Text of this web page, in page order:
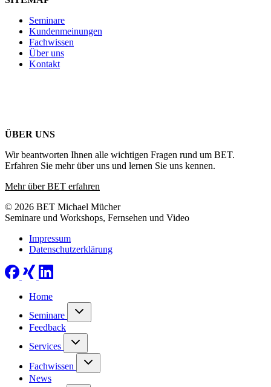
Seminare
Kundenmeinungen
Fachwissen
Über uns
Kontakt
ÜBER UNS
Wir beantworten Ihnen alle wichtigen Fragen rund um BET.
Erfahren Sie mehr über uns und lernen Sie uns kennen.
Mehr über BET erfahren
© 2026 BET Michael Mücher
Seminare und Workshops, Fernsehen und Video
Impressum
Datenschutzerklärung
Home
Seminare
Feedback
Services
Fachwissen
News